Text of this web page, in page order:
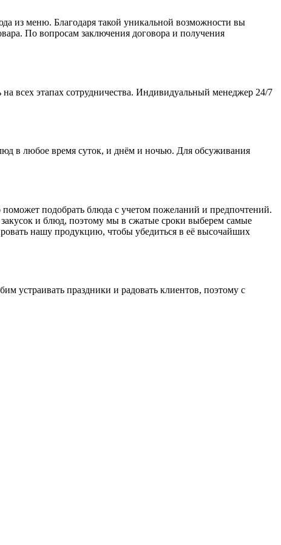
из меню. Благодаря такой уникальной возможности вы
По вопросам заключения договора и получения
всех этапах сотрудничества. Индивидуальный менеджер 24/7
в любое время суток, и днём и ночью. Для обсуживания
подобрать блюда с учетом пожеланий и предпочтений.
и блюд, поэтому мы в сжатые сроки выберем самые
нашу продукцию, чтобы убедиться в её высочайших
устраивать праздники и радовать клиентов, поэтому с